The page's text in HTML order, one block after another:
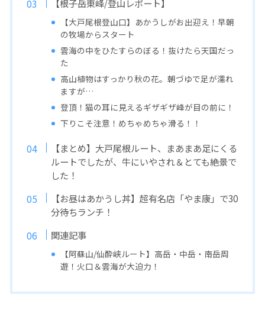
【根子岳東峰/登山レポート】
【大戸尾根登山口】あかうしがお出迎え！早朝
の牧場からスタート
雲海の中をひたすらのぼる！抜けたら天国だっ
た
高山植物はすっかり秋の花。朝づゆで足が濡れ
ますが…
登頂！猫の耳に見えるギザギザ峰が目の前に！
下りこそ注意！めちゃめちゃ滑る！！
【まとめ】大戸尾根ルート、まあまあ足にくる
ルートでしたが、牛にいやされ＆とても絶景で
した！
【お昼はあかうし丼】超有名店「やま康」で30
分待ちランチ！
関連記事
【阿蘇山/仙酔峡ルート】高岳・中岳・南岳周
遊！火口＆雲海が大迫力！